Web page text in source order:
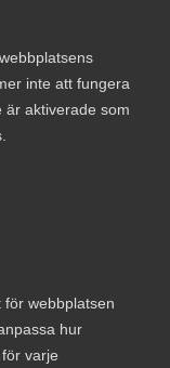
inte att fungera
är aktiverade som
för webbplatsen
hur
varje
om
vi fått bekräftat